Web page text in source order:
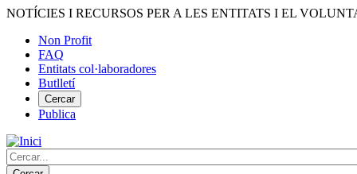
Vés
contingut
NOTÍCIES I RECURSOS PER A LES ENTITATS I EL
Menú
del
compte
d'usuari
Non Profit
FAQ
Entitats col·laboradores
Butlletí
Cercar
Publica
Cerca